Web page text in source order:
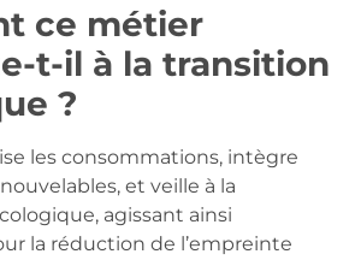
ce métier
t-il à la transition
?
les consommations, intègre
et veille à la
agissant ainsi
la réduction de l’empreinte